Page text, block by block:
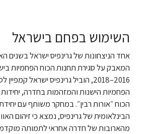
השימוש בפחם בישראל
אחד הניצחונות של גרינפיס ישראל בשנים
המאבק על סגירת תחנות הכוח הפחמיות
2016–2018, הוביל גרינפיס ישראל
הכוח ״אורות רבין״. במחקר משותף עם
הבינלאומית של גרינפיס, נמצא כי זיהום